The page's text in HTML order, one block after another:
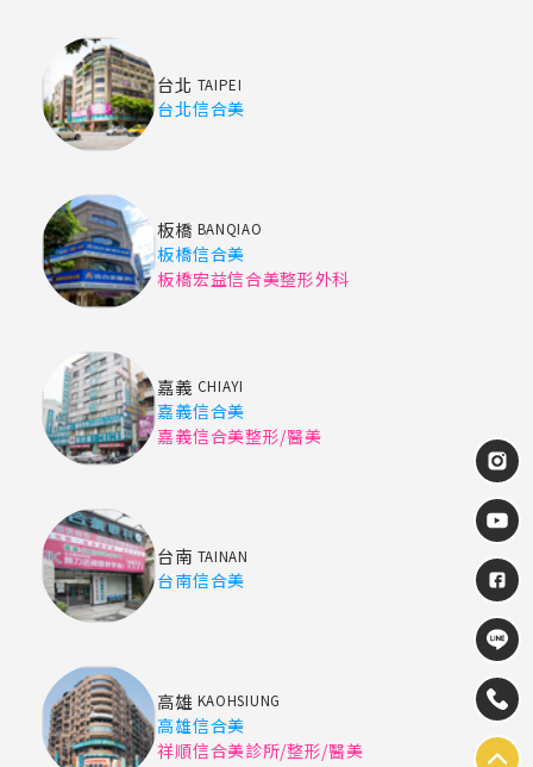
台北 TAIPEI
台北信合美
板橋 BANQIAO
板橋信合美
板橋宏益信合美整形外科
嘉義 CHIAYI
嘉義信合美
嘉義信合美整形/醫美
台南 TAINAN
台南信合美
高雄 KAOHSIUNG
高雄信合美
祥順信合美診所/整形/醫美